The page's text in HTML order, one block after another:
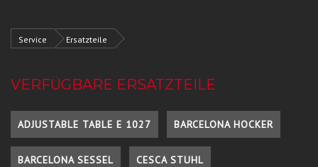
Service Ersatzteile
VERFÜGBARE ERSATZTEILE
ADJUSTABLE TABLE E 1027 BARCELONA HOCKER
BARCELONA SESSEL CESCA STUHL